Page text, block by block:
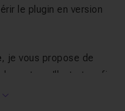
le plugin en version
, je vous propose de
et sur Illustrator afin
vos typographies.